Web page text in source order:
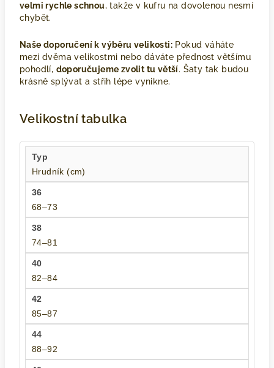
velmi rychle schnou, takže v kufru na dovolenou nesmí
chybět.
Naše doporučení k výběru velikosti: Pokud váháte
mezi dvěma velikostmi nebo dáváte přednost většímu
pohodlí, doporučujeme zvolit tu větší. Šaty tak budou
krásně splývat a střih lépe vynikne.
Velikostní tabulka
Hrudník (cm)
68–73
74–81
82–84
85–87
88–92